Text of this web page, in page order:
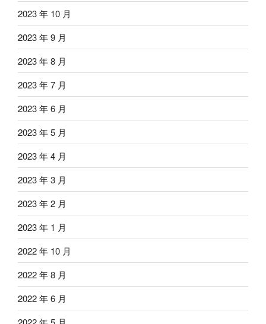
2023 年 10 月
2023 年 9 月
2023 年 8 月
2023 年 7 月
2023 年 6 月
2023 年 5 月
2023 年 4 月
2023 年 3 月
2023 年 2 月
2023 年 1 月
2022 年 10 月
2022 年 8 月
2022 年 6 月